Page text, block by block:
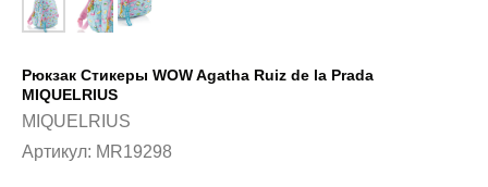
Рюкзак Стикеры WOW Agatha Ruiz de la Prada
MIQUELRIUS
MIQUELRIUS
Артикул: MR19298